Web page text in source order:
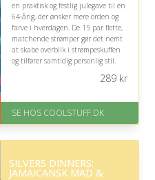
en praktisk og festlig julegave til en
64-årig, der ønsker mere orden og
farve i hverdagen. De 15 par flotte,
matchende strømper gør det nemt
at skabe overblik i strømpeskuffen
og tilfører samtidig personlig stil.
Fremragende Trustpilot rating
289kr
SE HOS COOLSTUFF.DK
SILVERS DINNERS:
JAMAICANSK MAD &